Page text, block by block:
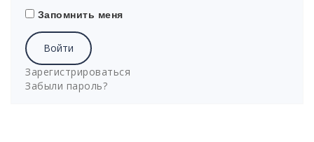
Запомнить меня
Войти
Зарегистрироваться
Забыли пароль?